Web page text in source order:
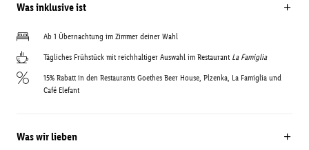
Was inklusive ist
Ab 1 Übernachtung im Zimmer deiner Wahl
Tägliches Frühstück mit reichhaltiger Auswahl im Restaurant La Famiglia
15% Rabatt in den Restaurants Goethes Beer House, Plzenka, La Famiglia und
Café Elefant
Was wir lieben